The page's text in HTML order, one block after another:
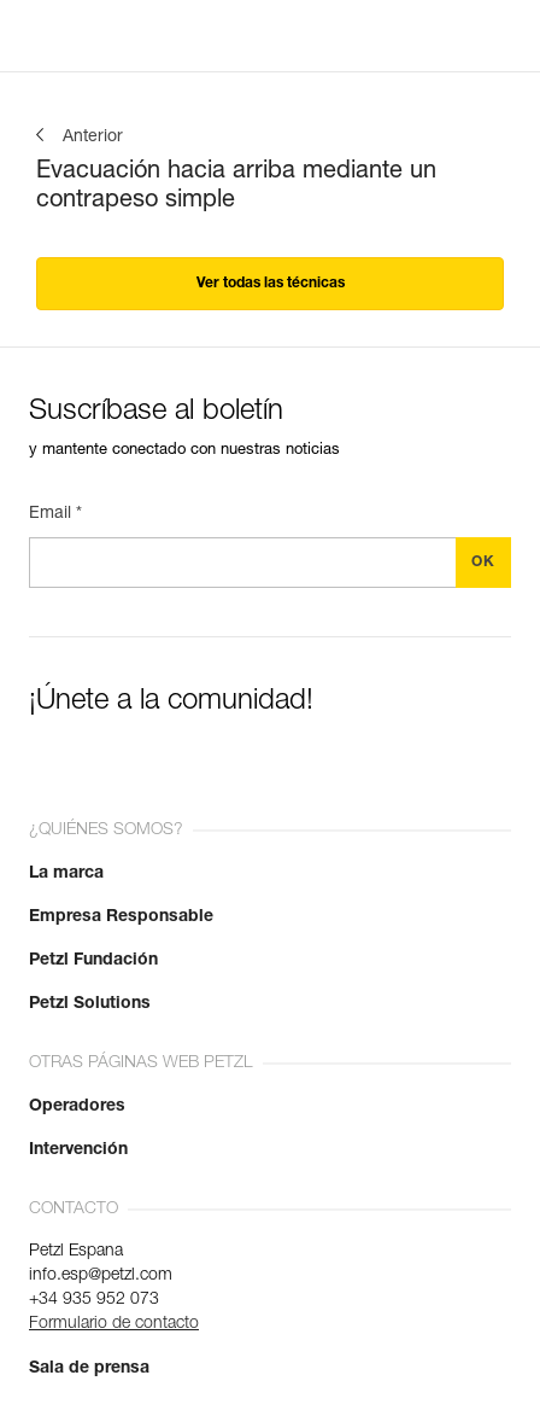
Anterior
Evacuación hacia arriba mediante un
contrapeso simple
Ver todas las técnicas
Suscríbase al boletín
y mantente conectado con nuestras noticias
Email *
¡Únete a la comunidad!
¿QUIÉNES SOMOS?
La marca
Empresa Responsable
Petzl Fundación
Petzl Solutions
OTRAS PÁGINAS WEB PETZL
Operadores
Intervención
CONTACTO
Petzl Espana
info.esp@petzl.com
+34 935 952 073
Formulario de contacto
Sala de prensa